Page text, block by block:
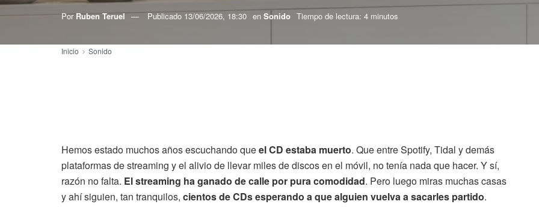
Por Ruben Teruel Publicado13/06/2026, 18:30 en Sonido Tiempo de lectura: 4 minutos
Inicio Sonido
Hemos estado muchos años escuchando queel CD estaba muerto. Que entre Spotify, Tidal y demás
plataformas de streaming y el alivio de llevar miles de discos en el móvil, no tenía nada que hacer. Y sí,
razón no falta. El streaming ha ganado de calle por pura comodidad. Pero luego miras muchas casas
y ahí siguien, tan tranquilos, cientos de CDs esperando a que alguien vuelva a sacarles partido.